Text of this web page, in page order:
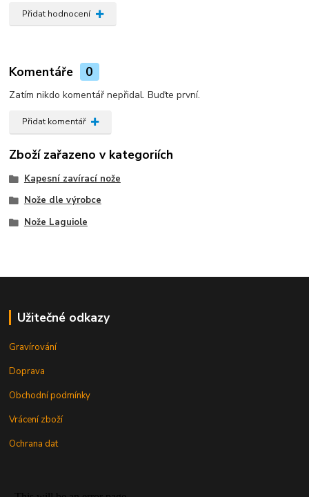
Přidat hodnocení
Komentáře 0
Zatím nikdo komentář nepřidal. Buďte první.
Přidat komentář
Zboží zařazeno v kategoriích
Kapesní zavírací nože
Nože dle výrobce
Nože Laguiole
Užitečné odkazy
Gravírování
Doprava
Obchodní podmínky
Vrácení zboží
Ochrana dat